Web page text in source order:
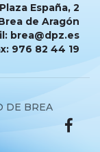
Plaza España, 2
de Aragón
brea@dpz.es
976 82 44 19
DE BREA